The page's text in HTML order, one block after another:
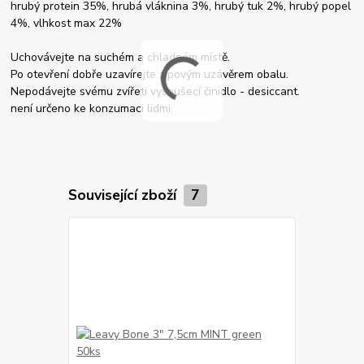
hrubý protein 35%, hrubá vláknina 3%, hrubý tuk 2%, hrubý popel
4%, vlhkost max 22%
Uchovávejte na suchém a chladném místě.
Po otevření dobře uzavírejte zipovým uzávěrem obalu.
Nepodávejte svému zvířeti vysoušecí činidlo - desiccant.
není určeno ke konzumaci lidmi.
Související zboží 7